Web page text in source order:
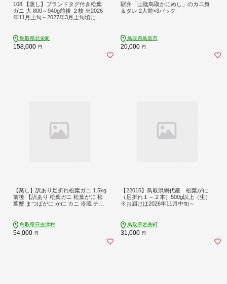
108.【蒸し】ブランドタグ付き松葉
ガニ 大 800～940g前後 ２枚 ※2026
年11月上旬～2027年3月上旬頃に順
おすすめ 人気 送料無料】
鳥取県北栄町
158,000 円
駅弁「山陰鳥取かにめし」のカニ身
＆タレ 2人前×3パック
鳥取県鳥取市
20,000 円
【蒸し】訳あり足折れ松葉ガニ 1.5kg
前後 【訳あり 松葉ガニ 松葉がに 松
葉蟹 まつばがに かに カニ 冷蔵 チル
寄せ 鳥取県 日吉津村 日本海】
鳥取県日吉津村
54,000 円
【22015】鳥取県網代産 松葉がに
（足折れ１～２本）500g以上（生）
※お届けは2026年11月中旬～
鳥取県岩美町
31,000 円